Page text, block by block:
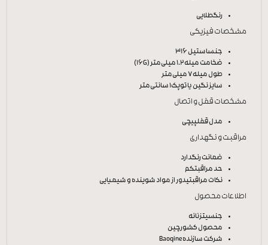
رنگطلایی
مشخصات فیزیکی
جنساستیل 316
ضخامت میله1.2 میلی‌متر (16G)
طول میله7 میلی‌متر
سایز نگین یا توپک1 سانتی‌متر
مشخصات قفل و اتصال
مدل قفلپیچی
مراقبت و نگهداری
ضمانت رنگدارد
حد مراقبتکم
نکات مراقبتیدور از مواد شوینده و شیمیایی
اطلاعات محصول
جنسیتزنانه
محصول کشورچین
شرکت سازندهBaoqine